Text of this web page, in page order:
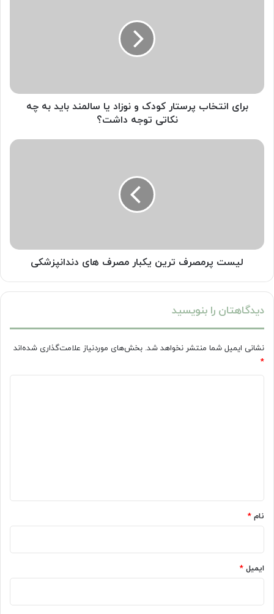
باید
توجه
برای انتخاب پرستار کودک و نوزاد یا سالمند باید به چه
نکاتی توجه داشت؟
لیست
لیست پرمصرف ترین یکبار مصرف های دندانپزشکی
دیدگاهتان را بنویسید
نشانی ایمیل شما منتشر نخواهد شد. بخش‌های موردنیاز علامت‌گذاری شده‌اند
*
نام *
ایمیل *